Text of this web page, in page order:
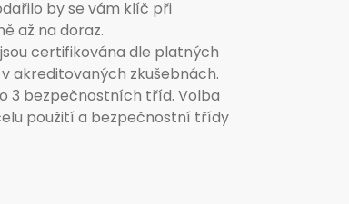
by se vám klíč při
až na doraz.
certifikována dle platných
akreditovaných zkušebnách.
3 bezpečnostních tříd. Volba
použití a bezpečnostní třídy